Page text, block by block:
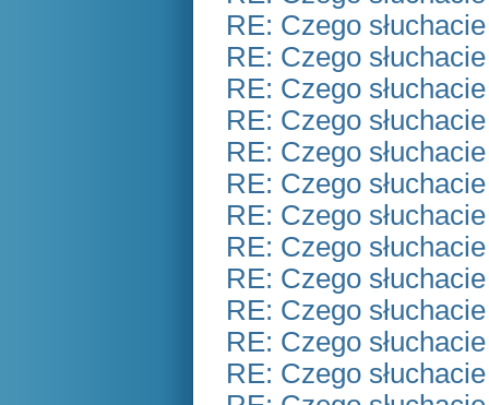
RE: Czego
RE: Czego
RE: Czego
RE: Czego
RE: Czego
RE: Czego
RE: Czego
RE: Czego
RE: Czego
RE: Czego
RE: Czego
RE: Czego